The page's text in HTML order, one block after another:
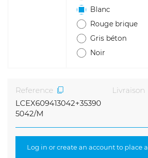
Blanc
Rouge brique
Gris béton
Noir
Reference
LCEX609413042+35390
5042/M
Livraison
Log in or create an account to place